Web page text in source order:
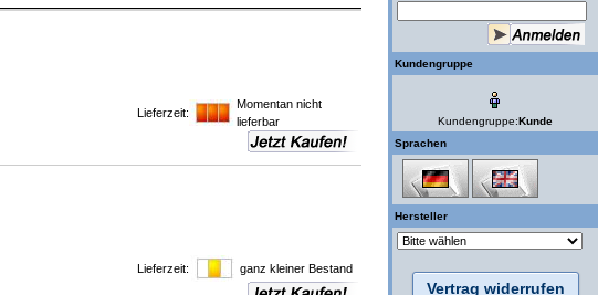
Lieferzeit:
Momentan nicht
lieferbar
Lieferzeit:
ganz kleiner Bestand
Kundengruppe
Kundengruppe:Kunde
Sprachen
Hersteller
Vertrag widerrufen